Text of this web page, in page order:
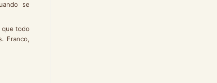
se
todo
Franco,